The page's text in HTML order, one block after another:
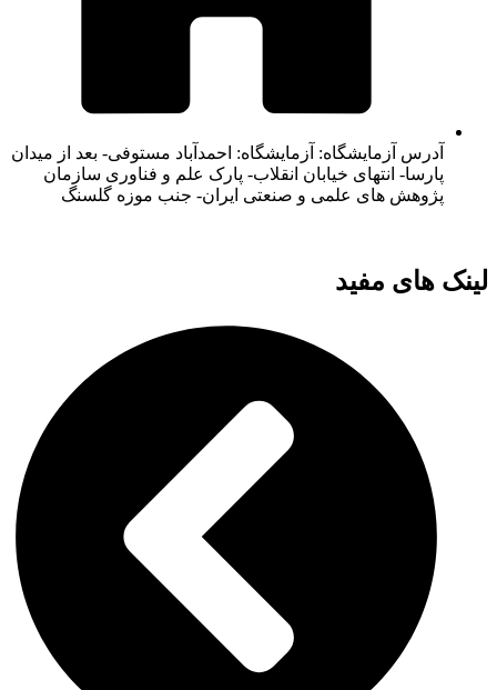
آدرس آزمایشگاه: آزمایشگاه: احمدآباد مستوفی- بعد از میدان
پارسا- انتهای خیابان انقلاب- پارک علم و فناوری سازمان
پژوهش های علمی و صنعتی ایران- جنب موزه گلسنگ
لینک های مفید